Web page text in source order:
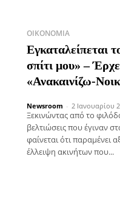
ΟΙΚΟΝΟΜΊΑ
Εγκαταλείπεται
σπίτι μου» –
«Ανακαινίζω-
Newsroom - 2 Ιανουαρίου
Ξεκινώντας από το
βελτιώσεις που έγιναν
φαίνεται ότι παραμένει
έλλειψη ακινήτων που...